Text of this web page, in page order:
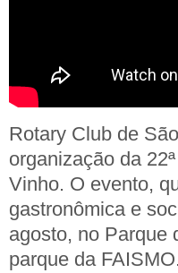
Rotary Club de
organização da
Vinho. O evento,
gastronômica e
agosto, no Parque
parque da FAISMO.